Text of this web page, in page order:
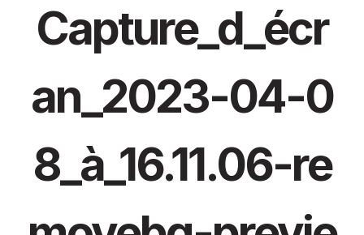
Capture_d_écr
an_2023-04-0
8_à_16.11.06-re